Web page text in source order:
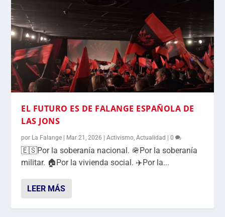
EL FUTURO ES DE FALANGE ESPAÑOLA DE
LAS JONS
por La Falange Mar 21, 2026 |Activismo,Actualidad |0
🇪🇸Por la soberanía nacional. 🪖Por la soberanía
militar. 🏠Por la vivienda social. ✈️Por la...
LEER MÁS